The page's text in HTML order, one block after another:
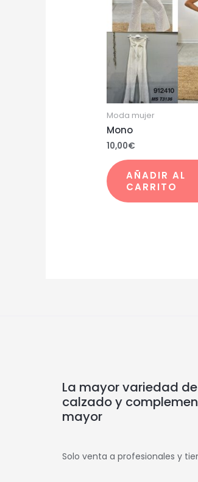
Moda mujer
Mono
10,00€
AÑADIR AL
CARRITO
La mayor variedad
calzado y
mayor
Solo venta a profesionales y